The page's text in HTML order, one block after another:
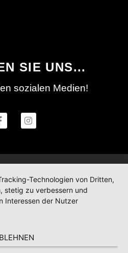
SIE UNS...
sozialen Medien!
Technologien von Dritten,
stetig zu verbessern und
Interessen der Nutzer